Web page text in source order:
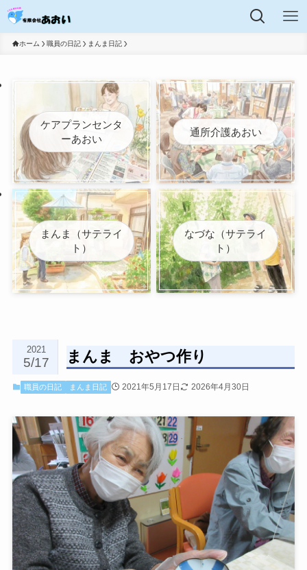
ホーム 職員の日記 まんま日記
ケアプランセンタ
ーあおい
通所介護あおい
まんま（サテライ
ト）
なづな（サテライ
ト）
まんま おやつ作り
2021
5/17
職員の日記 まんま日記 2021年5月17日 2026年4月30日